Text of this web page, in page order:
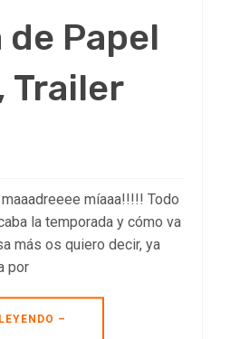
de Papel
Trailer
maaadreeee míaaa!!!!! Todo
la temporada y cómo va
más os quiero decir, ya
por
–